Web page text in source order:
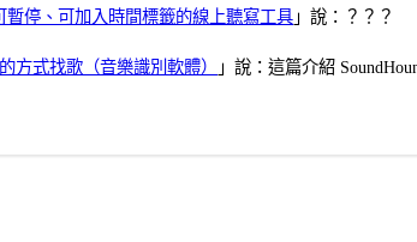
暫停、可加入時間標籤的線上聽寫工具 」說：？？？
方式找歌（音樂識別軟體） 」說：這篇介紹